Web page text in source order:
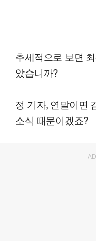
추세적으로 보면
았습니까?
정 기자, 연말이면
소식 때문이겠죠?